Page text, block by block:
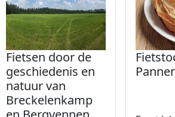
Fietsen door de
geschiedenis en
natuur van
Breckelenkamp